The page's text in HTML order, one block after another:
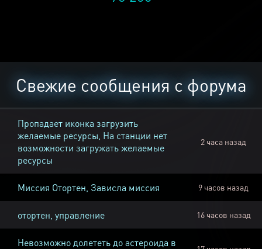
Свежие сообщения с форума
Пропадает иконка загрузить
желаемые ресурсы, На станции нет
возможности загружать желаемые
ресурсы
2 часа назад
Миссия Отортен, Зависла миссия 9 часов назад
отортен, управление 16 часов назад
Невозможно долететь до астероида в